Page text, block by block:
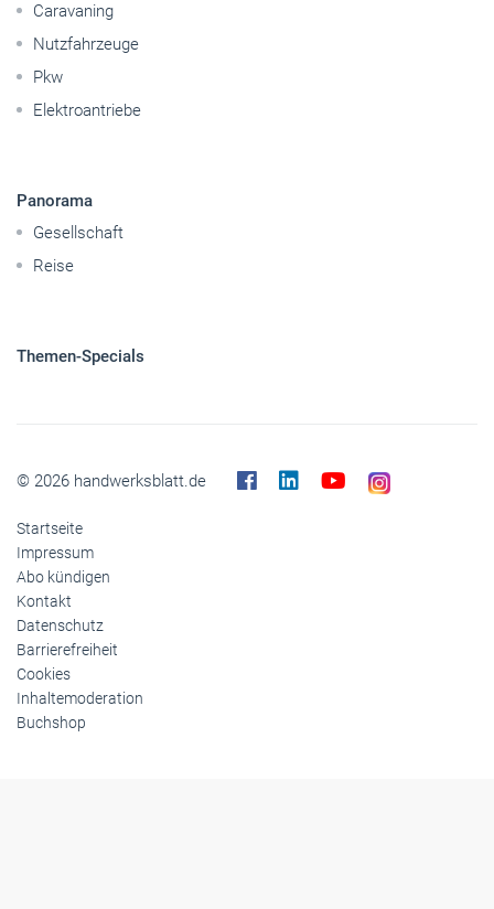
Caravaning
Nutzfahrzeuge
Pkw
Elektroantriebe
Panorama
Gesellschaft
Reise
Themen-Specials
© 2026 handwerksblatt.de
Startseite
Impressum
Abo kündigen
Kontakt
Datenschutz
Barrierefreiheit
Cookies
Inhaltemoderation
Buchshop